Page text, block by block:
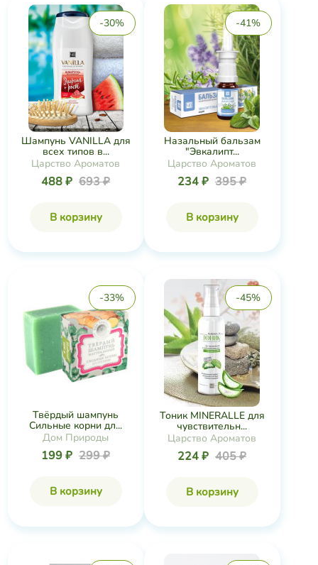
-30%
Шампунь VANILLA для
всех типов в...
Царство Ароматов
488 ₽ 693 ₽
В корзину
-41%
Назальный бальзам
"Эвкалипт...
Царство Ароматов
234 ₽ 395 ₽
В корзину
-33%
Твёрдый шампунь
Сильные корни дл...
Дом Природы
199 ₽ 299 ₽
В корзину
-45%
Тоник MINERALLE для
чувствительн...
Царство Ароматов
224 ₽ 405 ₽
В корзину